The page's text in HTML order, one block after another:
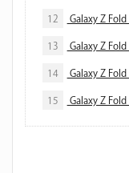
12 Galaxy Z
13 Galaxy Z
14 Galaxy Z
15 Galaxy Z